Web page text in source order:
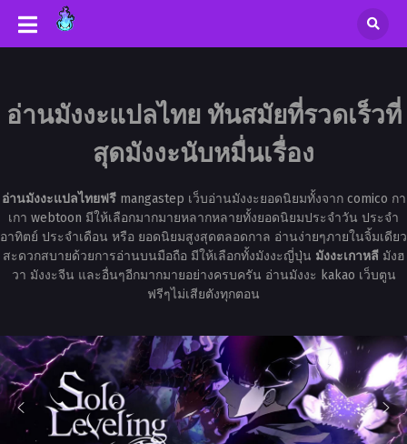
อ่านมังงะแปลไทย ทันสมัยที่รวดเร็วที่
สุดมังงะนับหมื่นเรื่อง
อ่านมังงะแปลไทยฟรีmangastep เว็บอ่านมังงะยอดนิยมทั้งจาก comico กา
เกา webtoon มีให้เลือกมากมายหลากหลายทั้งยอดนิยมประจำวัน ประจำ
อาทิตย์ ประจำเดือน หรือ ยอดนิยมสูงสุดตลอดกาล อ่านง่ายๆภายในจิ้มเดียว
สะดวกสบายด้วยการอ่านบนมือถือ มีให้เลือกทั้งมังงะญี่ปุ่น มังงะเกาหลีมังฮ
วา มังงะจีน และอื่นๆอีกมากมายอย่างครบครัน อ่านมังงะ kakao เว็บตูน
ฟรีๆไม่เสียตังทุกตอน